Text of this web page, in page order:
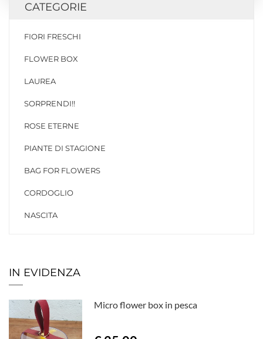
CATEGORIE
FIORI FRESCHI
FLOWER BOX
LAUREA
SORPRENDI!!
ROSE ETERNE
PIANTE DI STAGIONE
BAG FOR FLOWERS
CORDOGLIO
NASCITA
IN EVIDENZA
Micro flower box in pesca